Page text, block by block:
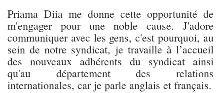
Priama Diia me donne cette opportunité de
m'engager pour une noble cause. J'adore
communiquer avec les gens, c'est pourquoi, au
sein de notre syndicat, je travaille à l’accueil
des nouveaux adhérents du syndicat ainsi
qu'au département des relations
internationales, car je parle anglais et français.